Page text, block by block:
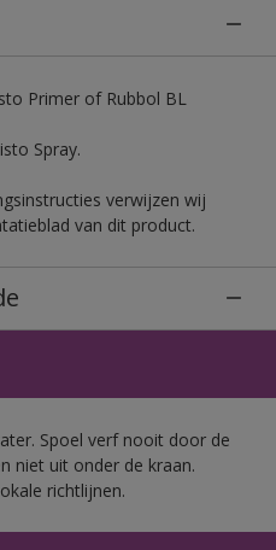
Primer of Rubbol BL
Spray.
verwijzen wij
van dit product.
Spoel verf nooit door de
niet uit onder de kraan.
richtlijnen.